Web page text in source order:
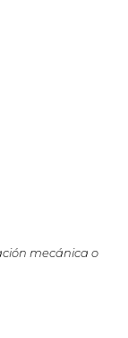
mecánica o